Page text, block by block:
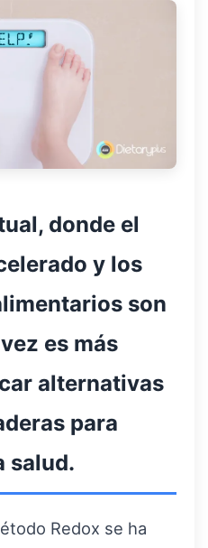
donde el
y los
son
es más
alternativas
para
salud.
Redox se ha